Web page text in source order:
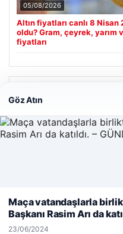
05/08/2026
Altın fiyatları canlı 8
oldu? Gram, çeyrek, yarım
fiyatları
Web sitemizi nasıl
kullanıyoruz.Çerez
Reddet
Göz Atın
Maça vatandaşlarla
Başkanı Rasim Arı da
23/06/2024